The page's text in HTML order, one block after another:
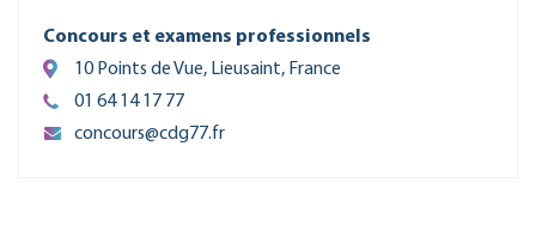
Concours et examens professionnels
10 Points de Vue, Lieusaint, France
01 64 14 17 77
concours@cdg77.fr